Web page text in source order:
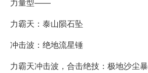
力霸天：泰山陨石坠
冲击波：绝地流星锤
力霸天冲击波，合击绝技：极地沙尘暴